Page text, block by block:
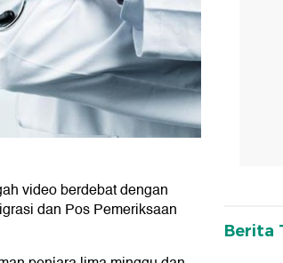
video berdebat dengan
dan Pos Pemeriksaan
Berita